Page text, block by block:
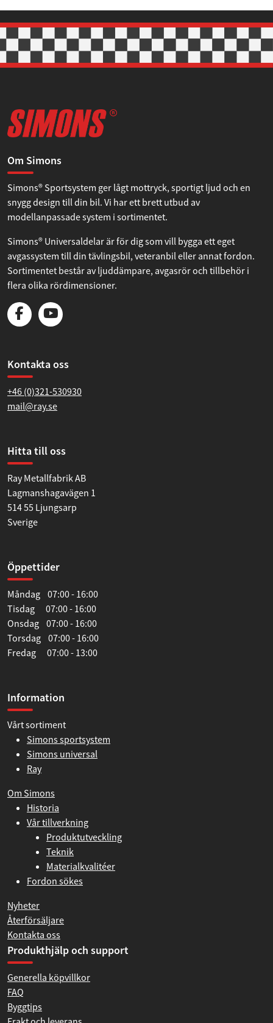
Om Simons
Simons® Sportsystem ger lågt mottryck, sportigt ljud och en
snygg design till din bil. Vi har ett brett utbud av
modellanpassade system i sortimentet.
Simons® Universaldelar är för dig som vill bygga ett eget
avgassystem till din tävlingsbil, veteranbil eller annat fordon.
Sortimentet består av ljuddämpare, avgasrör och tillbehör i
flera olika rördimensioner.
Kontakta oss
+46 (0)321-530930
mail@ray.se
Hitta till oss
Ray Metallfabrik AB
Lagmanshagavägen 1
514 55 Ljungsarp
Sverige
Öppettider
Måndag 07:00 - 16:00
Tisdag 07:00 - 16:00
Onsdag 07:00 - 16:00
Torsdag 07:00 - 16:00
Fredag 07:00 - 13:00
Information
Vårt sortiment
Simons sportsystem
Simons universal
Ray
Om Simons
Historia
Vår tillverkning
Produktutveckling
Teknik
Materialkvalitéer
Fordon sökes
Nyheter
Återförsäljare
Kontakta oss
Produkthjälp och support
Generella köpvillkor
FAQ
Byggtips